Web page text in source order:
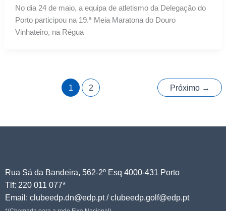
No dia 24 de maio, a equipa de atletismo da Delegação do
Porto participou na 19.ª Meia Maratona do Douro
Vinhateiro, na Régua
1 2 Próximo →
Rua Sá da Bandeira, 562-2º Esq 4000-431 Porto
Tlf: 220 011 077*
Email: clubeedp.dn@edp.pt / clubeedp.golf@edp.pt